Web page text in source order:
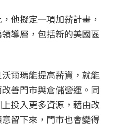
他擬定一項加薪計畫，
導層，包括新的美國區
爾瑪能提高薪資，就能
善門市與倉儲營運。同
投入更多資源，藉由改
留下來，門市也會變得